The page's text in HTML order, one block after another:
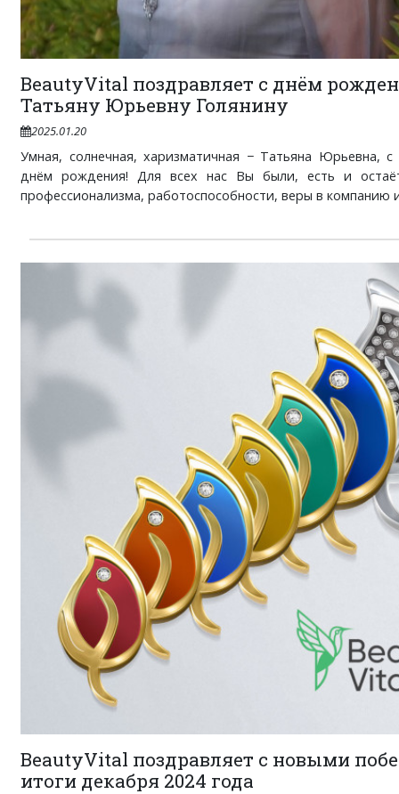
BeautyVital поздравляет с днём
Татьяну Юрьевну Голянину
2025.01.20
Умная, солнечная, харизматичная − Татьяна Юрьевна,
днём рождения! Для всех нас Вы были, есть и
профессионализма, работоспособности, веры в компанию
BeautyVital поздравляет с новыми
итоги декабря 2024 года